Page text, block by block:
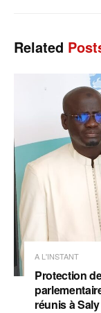
Related
A L'INSTANT
Protection
réunis à Saly